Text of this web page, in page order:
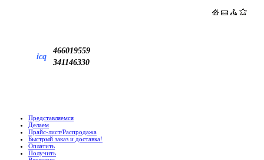
icq
466019559
341146330
Представляемся
Делаем
Прайс-лист/Распродажа
Быстрый заказ и доставка!
Оплатить
Получить